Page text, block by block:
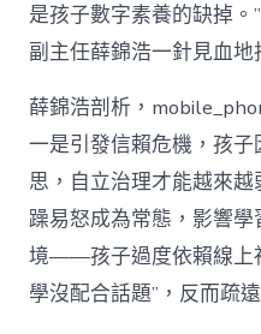
是孩子數字素養的缺掉
副主任薛錦浩一針見血地
薛錦浩剖析，
一是引發信賴危機，孩子
思，自立治理才能越來
躁易怒成為常態，影響
境——孩子過度依賴線上
學沒配合話題”，反而疏